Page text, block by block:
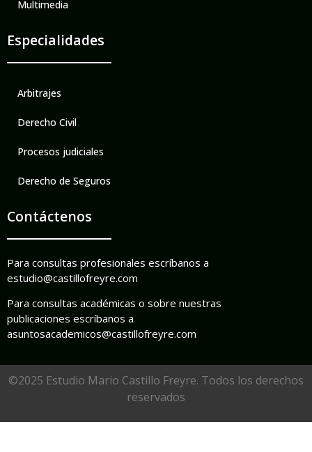
Multimedia
Especialidades
Arbitrajes
Derecho Civil
Procesos judiciales
Derecho de Seguros
Contáctenos
Para consultas profesionales escríbanos a
estudio@castillofreyre.com
Para consultas académicas o sobre nuestras
publicaciones escríbanos a
asuntosacademicos@castillofreyre.com
©2025 Estudio Mario Castillo Freyre. Todos los derechos
reservados